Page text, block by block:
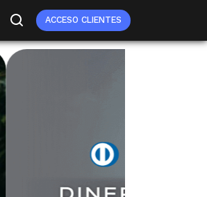
ACCESO CLIENTES